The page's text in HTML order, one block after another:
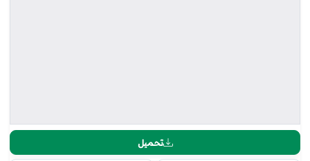
تحميل